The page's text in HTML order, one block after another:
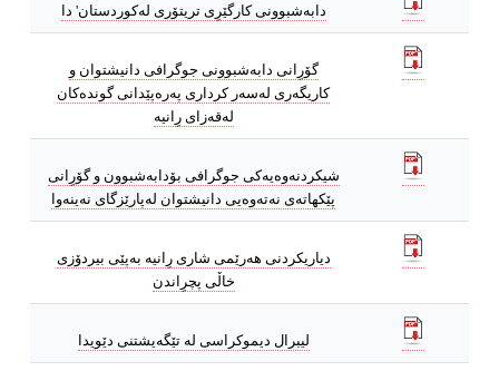
دابه‌شبوونى كارگێرِى تریتۆرى له‌كوردستان' دا
گۆرِانی دابه‌شبوونى جوگرافی دانیشتوان و
كاریگه‌رى له‌سه‌ر كردارى په‌ره‌پێدانی گونده‌كان
شیكردنه‌وه‌یه‌كى جوگرافى بۆدابه‌شبوون و گۆرِانى
پێكهاته‌ى نه‌ته‌وه‌یی دانیشتوان له‌پارێزگاى نه‌ینه‌وا
دیاریكردنى هه‌رێمى شاری رِانیه‌ به‌پێی بیردۆزى
خاڵى پچرِاندن
لیبرال دیموكراسى له‌ تێگه‌یشتنى دێویدا